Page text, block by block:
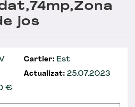
jos
Cartier: Est
Actualizat: 25.07.2023
€